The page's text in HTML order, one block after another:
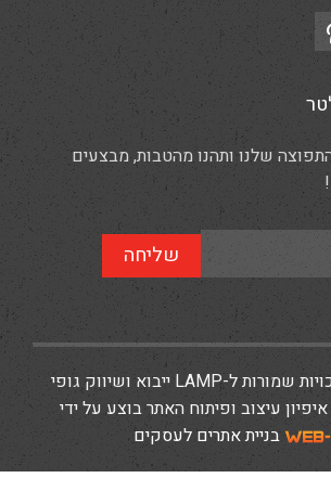
שלנו ותהנו מהטבות, מבצעים
שליחה
© 2026 כל הזכויות שמורות ל-LAMP ייבוא ושיווק גופי
עיצוב ופיתוח האתר בוצע על ידי
בניית אתרים לעסקים